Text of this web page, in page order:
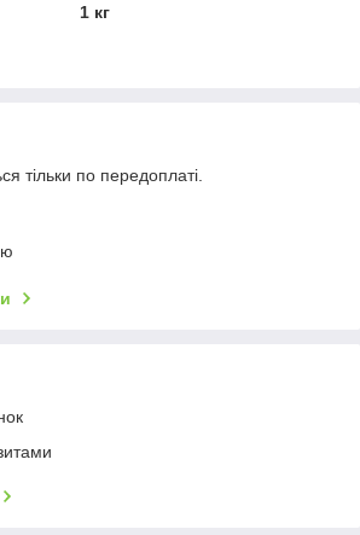
1 кг
тільки по передоплаті.